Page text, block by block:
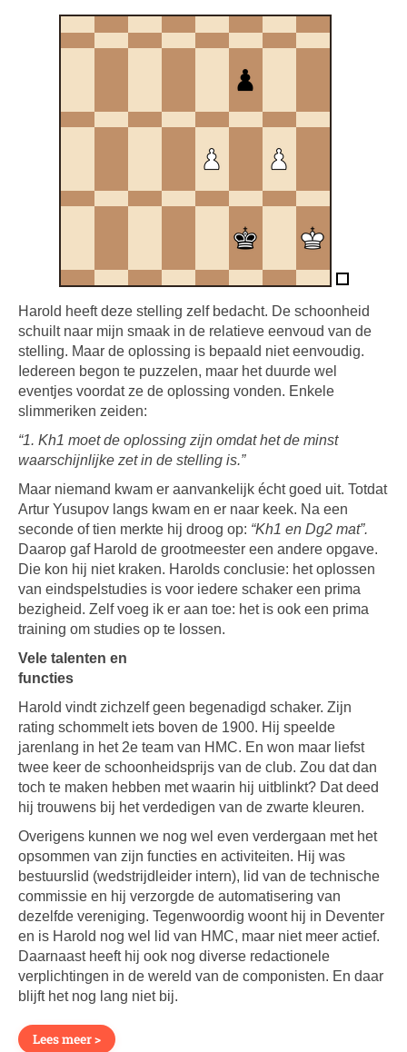
Harold heeft deze stelling zelf bedacht. De schoonheid
schuilt naar mijn smaak in de relatieve eenvoud van de
stelling. Maar de oplossing is bepaald niet eenvoudig.
Iedereen begon te puzzelen, maar het duurde wel
eventjes voordat ze de oplossing vonden. Enkele
slimmeriken zeiden:
“1. Kh1 moet de oplossing zijn omdat het de minst
waarschijnlijke zet in de stelling is.”
Maar niemand kwam er aanvankelijk écht goed uit. Totdat
Artur Yusupov langs kwam en er naar keek. Na een
seconde of tien merkte hij droog op: “Kh1 en Dg2 mat”.
Daarop gaf Harold de grootmeester een andere opgave.
Die kon hij niet kraken. Harolds conclusie: het oplossen
van eindspelstudies is voor iedere schaker een prima
bezigheid. Zelf voeg ik er aan toe: het is ook een prima
training om studies op te lossen.
Vele talenten en
functies
Harold vindt zichzelf geen begenadigd schaker. Zijn
rating schommelt iets boven de 1900. Hij speelde
jarenlang in het 2e team van HMC. En won maar liefst
twee keer de schoonheidsprijs van de club. Zou dat dan
toch te maken hebben met waarin hij uitblinkt? Dat deed
hij trouwens bij het verdedigen van de zwarte kleuren.
Overigens kunnen we nog wel even verdergaan met het
opsommen van zijn functies en activiteiten. Hij was
bestuurslid (wedstrijdleider intern), lid van de technische
commissie en hij verzorgde de automatisering van
dezelfde vereniging. Tegenwoordig woont hij in Deventer
en is Harold nog wel lid van HMC, maar niet meer actief.
Daarnaast heeft hij ook nog diverse redactionele
verplichtingen in de wereld van de componisten. En daar
blijft het nog lang niet bij.
Lees meer >